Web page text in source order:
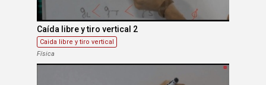
Caída libre y tiro vertical 2
Caida libre y tiro vertical
Física